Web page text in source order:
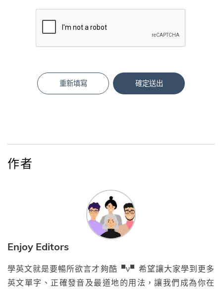
重新填寫 確定送出
作者
Enjoy Editors
學英文就是要暢所欲言才夠酷▝ν▘希望讓大家學到更多
英文單字、正確發音及最道地的用法，讓我們成為你在